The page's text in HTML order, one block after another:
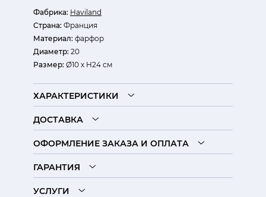
Фабрика: Haviland
Страна: Франция
Материал: фарфор
Диаметр: 20
Размер: Ø10 х H24 см
ХАРАКТЕРИСТИКИ
ДОСТАВКА
ОФОРМЛЕНИЕ ЗАКАЗА И ОПЛАТА
ГАРАНТИЯ
УСЛУГИ